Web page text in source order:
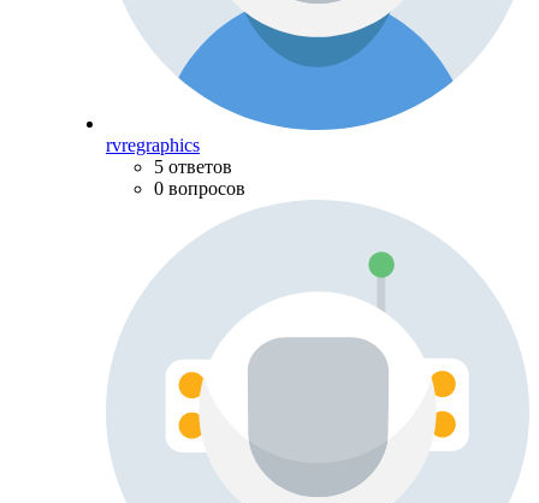
rvregraphics
5 ответов
0 вопросов